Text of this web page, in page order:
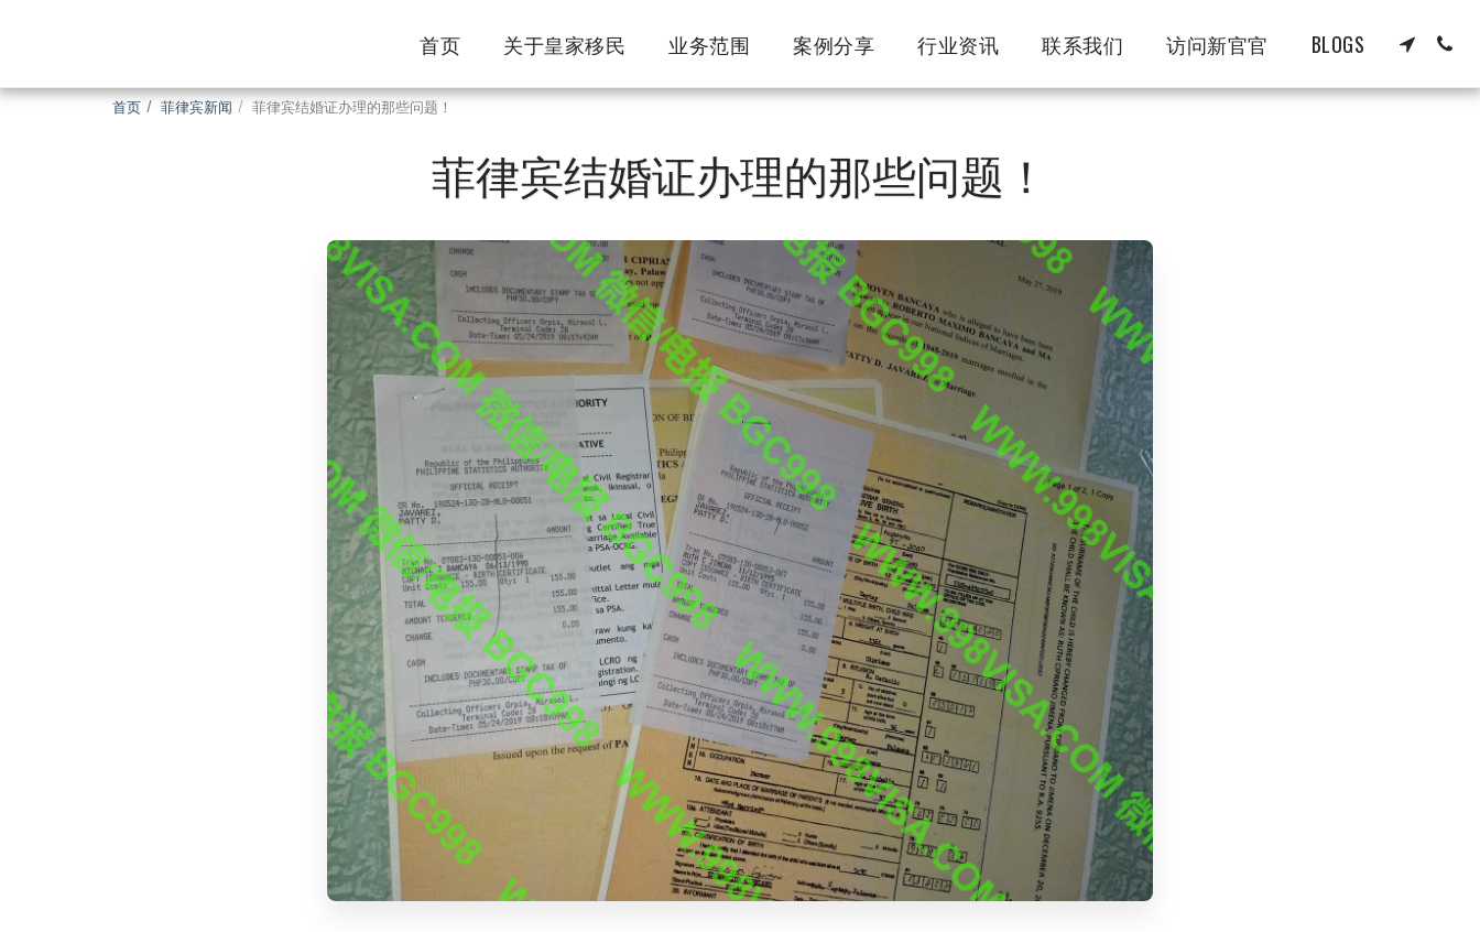
首页 关于皇家移民 业务范围 案例分享 行业资讯 联系我们 访问新官官 BLOGS
首页 菲律宾新闻 菲律宾结婚证办理的那些问题！
菲律宾结婚证办理的那些问题！